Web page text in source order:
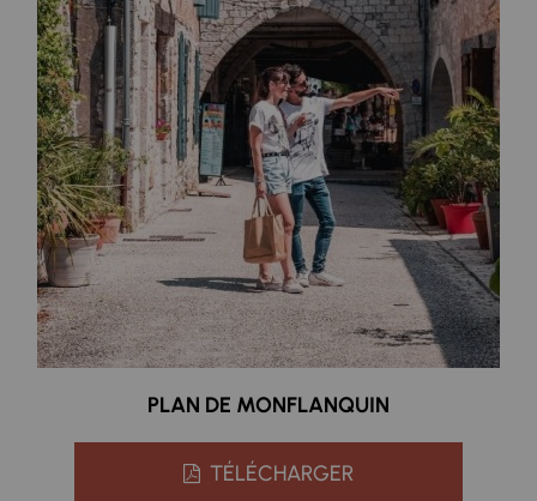
PLAN DE MONFLANQUIN
TÉLÉCHARGER